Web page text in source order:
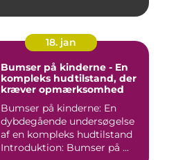
18. jan
Bumser på kinderne - En
kompleks hudtilstand, der
kræver opmærksomhed
Bumser på kinderne: En
dybdegående undersøgelse
af en kompleks hudtilstand
Introduktion: Bumser på ...